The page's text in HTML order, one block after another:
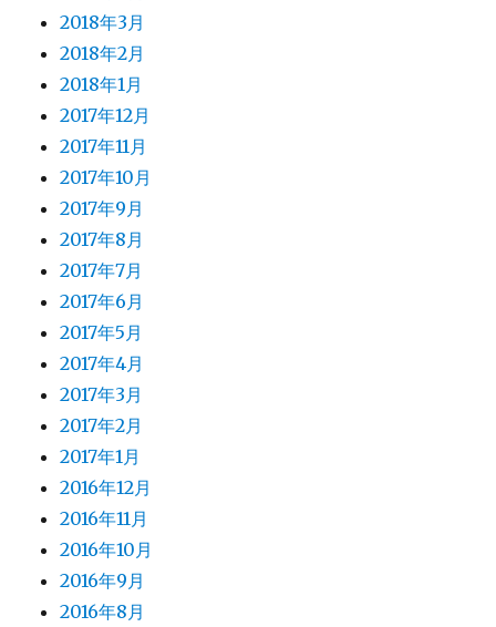
2018年3月
2018年2月
2018年1月
2017年12月
2017年11月
2017年10月
2017年9月
2017年8月
2017年7月
2017年6月
2017年5月
2017年4月
2017年3月
2017年2月
2017年1月
2016年12月
2016年11月
2016年10月
2016年9月
2016年8月